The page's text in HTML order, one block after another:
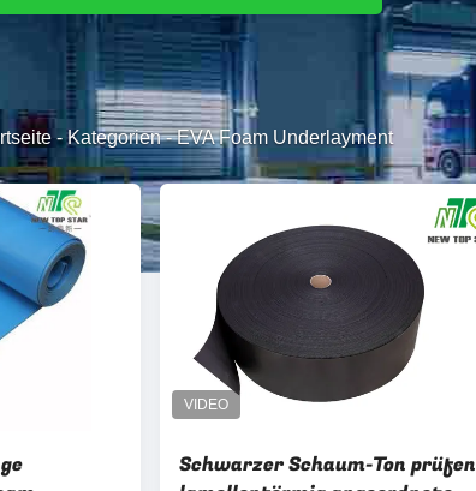
-Kategorien-EVA Foam Underlayment
Schwarzer Schaum-Ton prüfen